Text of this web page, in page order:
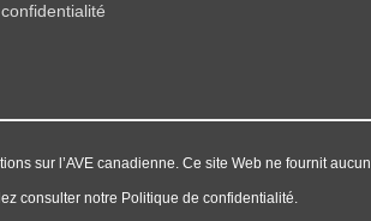
sur l’AVE canadienne. Ce site Web ne fournit aucun
consulter notre Politique de confidentialité.